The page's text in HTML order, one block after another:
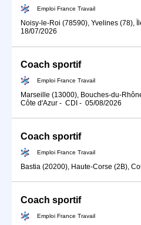
Emploi France Travail
Noisy-le-Roi (78590), Yvelines (78),
18/07/2026
Coach sportif
Emploi France Travail
Marseille (13000), Bouches-du-
Côte d'Azur - CDI - 05/08/2026
Coach sportif
Emploi France Travail
Bastia (20200), Haute-Corse (2B),
Coach sportif
Emploi France Travail